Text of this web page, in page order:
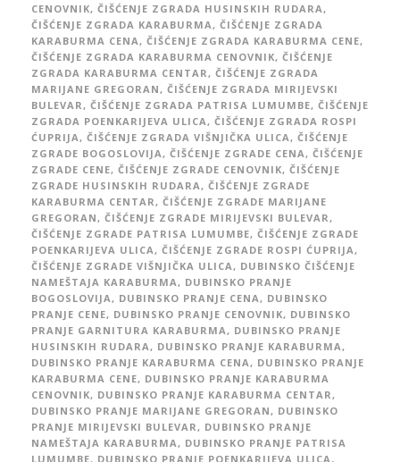
CENOVNIK, ČIŠĆENJE ZGRADA HUSINSKIH RUDARA ,
ČIŠĆENJE ZGRADA KARABURMA , ČIŠĆENJE ZGRADA
KARABURMA CENA , ČIŠĆENJE ZGRADA KARABURMA CENE,
ČIŠĆENJE ZGRADA KARABURMA CENOVNIK, ČIŠĆENJE
ZGRADA KARABURMA CENTAR , ČIŠĆENJE ZGRADA
MARIJANE GREGORAN , ČIŠĆENJE ZGRADA MIRIJEVSKI
BULEVAR , ČIŠĆENJE ZGRADA PATRISA LUMUMBE, ČIŠĆENJE
ZGRADA POENKARIJEVA ULICA , ČIŠĆENJE ZGRADA ROSPI
ĆUPRIJA , ČIŠĆENJE ZGRADA VIŠNJIČKA ULICA , ČIŠĆENJE
ZGRADE BOGOSLOVIJA , ČIŠĆENJE ZGRADE CENA , ČIŠĆENJE
ZGRADE CENE, ČIŠĆENJE ZGRADE CENOVNIK, ČIŠĆENJE
ZGRADE HUSINSKIH RUDARA , ČIŠĆENJE ZGRADE
KARABURMA CENTAR , ČIŠĆENJE ZGRADE MARIJANE
GREGORAN , ČIŠĆENJE ZGRADE MIRIJEVSKI BULEVAR ,
ČIŠĆENJE ZGRADE PATRISA LUMUMBE, ČIŠĆENJE ZGRADE
POENKARIJEVA ULICA , ČIŠĆENJE ZGRADE ROSPI ĆUPRIJA ,
ČIŠĆENJE ZGRADE VIŠNJIČKA ULICA , DUBINSKO ČIŠĆENJE
NAMEŠTAJA KARABURMA , DUBINSKO PRANJE
BOGOSLOVIJA , DUBINSKO PRANJE CENA , DUBINSKO
PRANJE CENE, DUBINSKO PRANJE CENOVNIK, DUBINSKO
PRANJE GARNITURA KARABURMA , DUBINSKO PRANJE
HUSINSKIH RUDARA , DUBINSKO PRANJE KARABURMA ,
DUBINSKO PRANJE KARABURMA CENA , DUBINSKO PRANJE
KARABURMA CENE, DUBINSKO PRANJE KARABURMA
CENOVNIK, DUBINSKO PRANJE KARABURMA CENTAR ,
DUBINSKO PRANJE MARIJANE GREGORAN , DUBINSKO
PRANJE MIRIJEVSKI BULEVAR , DUBINSKO PRANJE
NAMEŠTAJA KARABURMA , DUBINSKO PRANJE PATRISA
LUMUMBE, DUBINSKO PRANJE POENKARIJEVA ULICA ,